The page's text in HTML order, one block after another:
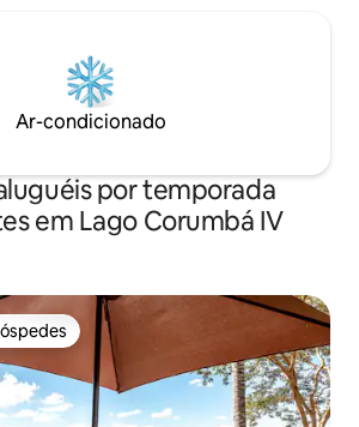
Ar-condicionado
por temporada
em Lago Corumbá IV
preferidos dos hóspedes